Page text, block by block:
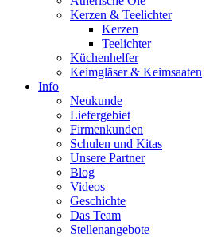
Kerzen & Teelichter
Kerzen
Teelichter
Küchenhelfer
Keimgläser & Keimsaaten
Info
Neukunde
Liefergebiet
Firmenkunden
Schulen und Kitas
Unsere Partner
Blog
Videos
Geschichte
Das Team
Stellenangebote